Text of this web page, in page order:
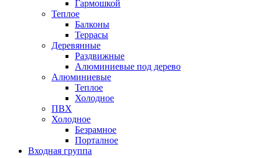
Гармошкой
Теплое
Балконы
Террасы
Деревянные
Раздвижные
Алюминиевые под дерево
Алюминиевые
Теплое
Холодное
ПВХ
Холодное
Безрамное
Порталное
Входная группа